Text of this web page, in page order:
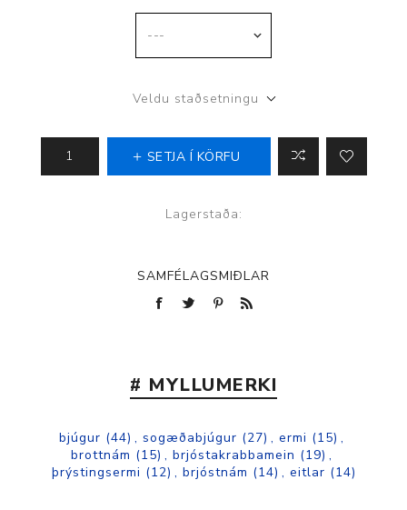
Veldu staðsetningu
SETJA Í KÖRFU
Lagerstaða:
SAMFÉLAGSMIÐLAR
# MYLLUMERKI
bjúgur (44) , sogæðabjúgur (27) , ermi (15) ,
brottnám (15) , brjóstakrabbamein (19) ,
þrýstingsermi (12) , brjóstnám (14) , eitlar (14)